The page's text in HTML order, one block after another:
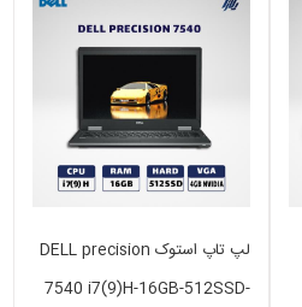
لپ تاپ استوک DELL precision
7540 i7(9)H-16GB-512SSD-